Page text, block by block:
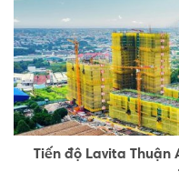
Tiến độ Lavita